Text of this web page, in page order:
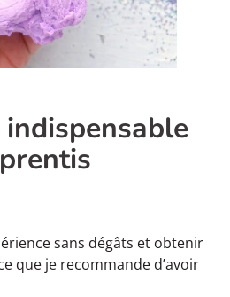
sans dégâts et obtenir
que je recommande d’avoir